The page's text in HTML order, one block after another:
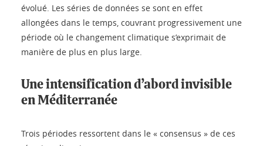
évolué. Les séries de données se sont en effet
allongées dans le temps, couvrant progressivement une
période où le changement climatique s’exprimait de
manière de plus en plus large.
Une intensification d’abord invisible
en Méditerranée
Trois périodes ressortent dans le « consensus » de ces